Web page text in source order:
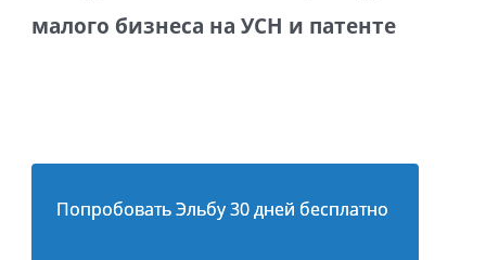
малого бизнеса на УСН и патенте
Попробовать Эльбу 30 дней бесплатно